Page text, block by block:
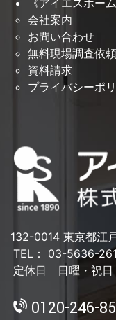
《アイエスホー
会社案内
お問い合わせ
無料現場調査依頼
資料請求
プライバシーポ
132-0014 東京都江
TEL： 03-5636-
定休日 日曜・祝日
0120-246-